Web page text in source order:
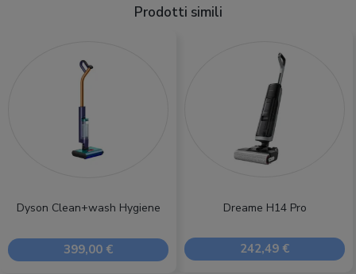
Prodotti simili
Dyson Clean+wash Hygiene
399,00 €
Dreame H14 Pro
242,49 €